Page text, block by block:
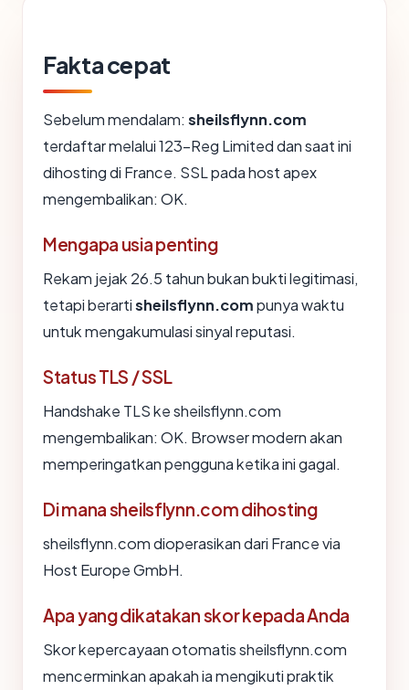
Fakta cepat
Sebelum mendalam: sheilsflynn.com
terdaftar melalui 123-Reg Limited dan saat ini
dihosting di France. SSL pada host apex
mengembalikan: OK.
Mengapa usia penting
Rekam jejak 26.5 tahun bukan bukti legitimasi,
tetapi berartisheilsflynn.compunya waktu
untuk mengakumulasi sinyal reputasi.
Status TLS / SSL
Handshake TLS ke sheilsflynn.com
mengembalikan: OK. Browser modern akan
memperingatkan pengguna ketika ini gagal.
Di mana sheilsflynn.com dihosting
sheilsflynn.com dioperasikan dari France via
Host Europe GmbH.
Apa yang dikatakan skor kepada Anda
Skor kepercayaan otomatis sheilsflynn.com
mencerminkan apakah ia mengikuti praktik